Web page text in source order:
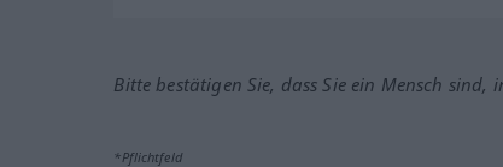
Bitte bestätigen Sie, dass Sie ein Mensch sind,
*Pflichtfeld